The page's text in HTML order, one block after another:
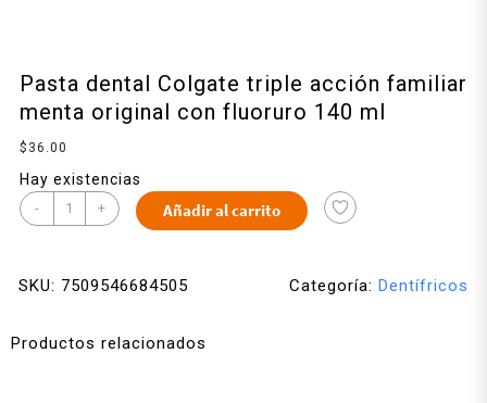
Pasta dental Colgate triple acción familiar
menta original con fluoruro 140 ml
$ 36.00
Hay existencias
- + Añadir al carrito
SKU: 7509546684505 Categoría: Dentífricos
Productos relacionados